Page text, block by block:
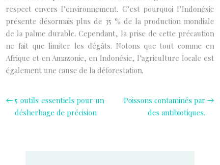
respect envers l’environnement. C’est pourquoi l’Indonésie
présente désormais plus de 35 % de la production mondiale
de la palme durable. Cependant, la prise de cette précaution
ne fait que limiter les dégâts. Notons que tout comme en
Afrique et en Amazonie, en Indonésie, l’agriculture locale est
également une cause de la déforestation.
5 outils essentiels pour un
désherbage de précision
Poissons contaminés par
des antibiotiques.